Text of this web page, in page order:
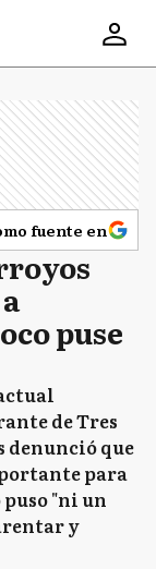
fuente en
puse
de Tres
denunció que
para
puso "ni un
y